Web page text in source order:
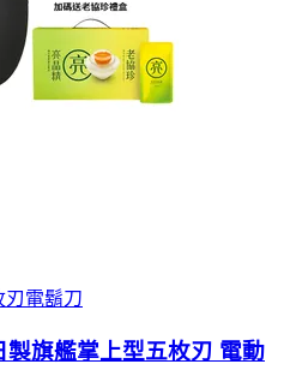
刃電鬍刀
製旗艦掌上型五枚刃 電動